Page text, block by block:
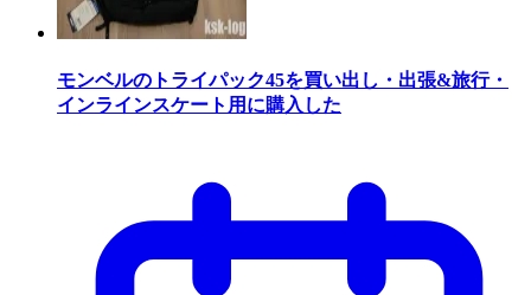
モンベルのトライパック45を買い出し・出張&旅行・
インラインスケート用に購入した